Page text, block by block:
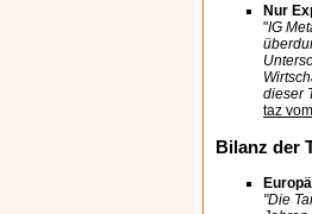
Nur
"IG
dieser
taz
Bilanz der
"Die